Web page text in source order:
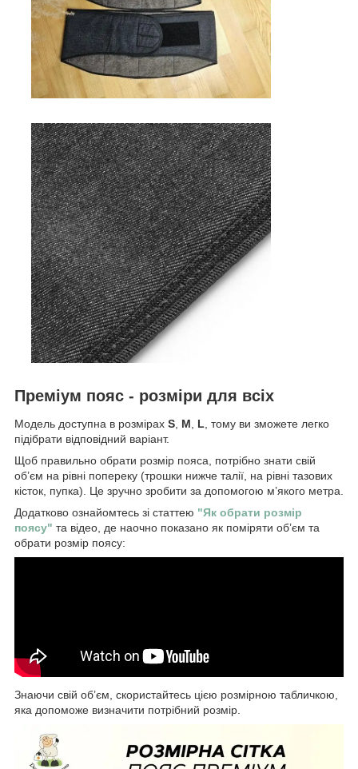
Преміум пояс - розміри для всіх
Модель доступна в розмірах S, M, L, тому ви зможете легко
підібрати відповідний варіант.
Щоб правильно обрати розмір пояса, потрібно знати свій
об’єм на рівні попереку (трошки нижче талії, на рівні тазових
кісток, пупка). Це зручно зробити за допомогою м’якого метра.
Додатково ознайомтесь зі статтею "Як обрати розмір
поясу" та відео, де наочно показано як поміряти об’єм та
обрати розмір поясу:
Знаючи свій об’єм, скористайтесь цією розмірною табличкою,
яка допоможе визначити потрібний розмір.